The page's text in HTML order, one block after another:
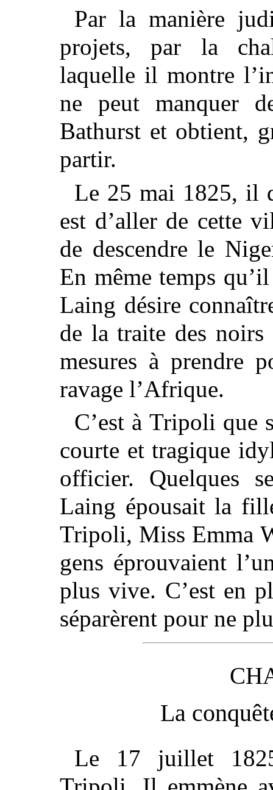
Par la manière
projets, par la
laquelle il montre
ne peut manquer
Bathurst et obtient,
partir.
Le 25 mai 1825, il
est d’aller de cette
de descendre le
En même temps
Laing désire
de la traite des noirs
mesures à prendre
ravage l’Afrique.
C’est à Tripoli que
courte et tragique
officier. Quelques
Laing épousait la
Tripoli, Miss Emma
gens éprouvaient
plus vive. C’est en
séparèrent pour ne
La
Le 17 juillet